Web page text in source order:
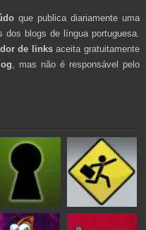
que publica diariamente uma
dos blogs de língua portuguesa.
de linksaceita gratuitamente
, mas não é responsável pelo